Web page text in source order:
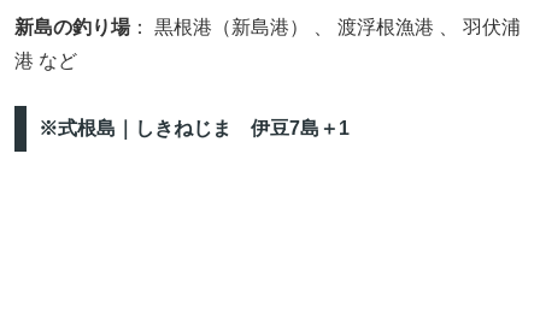
新島の釣り場： 黒根港（新島港） 、 渡浮根漁港 、 羽伏浦
港 など
※式根島｜しきねじま 伊豆7島＋1